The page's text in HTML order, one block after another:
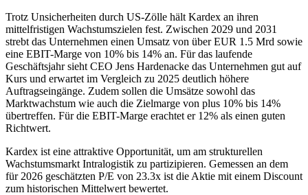
Trotz Unsicherheiten durch US-Zölle hält Kardex an ihren
mittelfristigen Wachstumszielen fest. Zwischen 2029 und 2031
strebt das Unternehmen einen Umsatz von über EUR 1.5 Mrd sowie
eine EBIT-Marge von 10% bis 14% an. Für das laufende
Geschäftsjahr sieht CEO Jens Hardenacke das Unternehmen gut auf
Kurs und erwartet im Vergleich zu 2025 deutlich höhere
Auftragseingänge. Zudem sollen die Umsätze sowohl das
Marktwachstum wie auch die Zielmarge von plus 10% bis 14%
übertreffen. Für die EBIT-Marge erachtet er 12% als einen guten
Richtwert.
Kardex ist eine attraktive Opportunität, um am strukturellen
Wachstumsmarkt Intralogistik zu partizipieren. Gemessen an dem
für 2026 geschätzten P/E von 23.3x ist die Aktie mit einem Discount
zum historischen Mittelwert bewertet.